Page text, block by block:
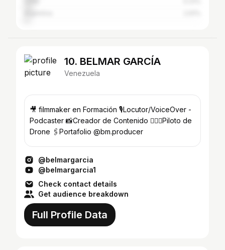
10. BELMAR GARCÍA
Venezuela
🎥 filmmaker en Formación 🎙Locutor/VoiceOver -
Podcaster 📸Creador de Contenido 👨🏻‍✈️Piloto de
Drone 🖇Portafolio @bm.producer
@belmargarcia
@belmargarcia1
Check contact details
Get audience breakdown
Full Profile Data